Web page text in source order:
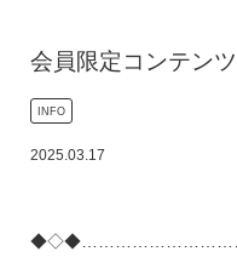
会員限定コンテン
2025.03.17
INFO